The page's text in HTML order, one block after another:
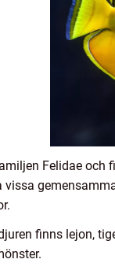
Felidae och
vissa
finns lejon,